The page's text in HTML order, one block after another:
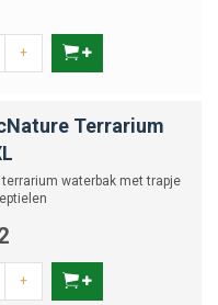
+
Terrarium
terrarium waterbak met trapje
+